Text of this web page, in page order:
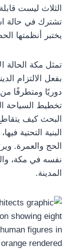
الثلاث ليست
تشترك في حالة
يختبر أنظمتها
تمثل مكة الحالة
بفعل الالتزام
تخطيط السياحة
البحث كيف
البنية التحتية
الحج والعمرة.
نفسه في مكة،
المدينة.